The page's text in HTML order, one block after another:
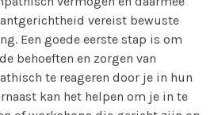
vereist bewuste
Een goede eerste stap is om
behoeften en zorgen van
te reageren door je in hun
kan het helpen om je in te